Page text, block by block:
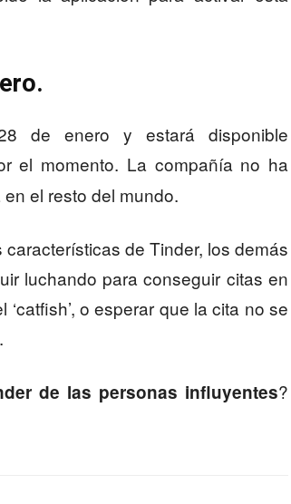
de enero y estará disponible
el momento. La compañía no ha
el resto del mundo.
de Tinder, los demás
luchando para conseguir citas en
o esperar que la cita no se
de las personas influyentes?